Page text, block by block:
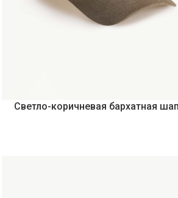
Светло-коричневая бархатная